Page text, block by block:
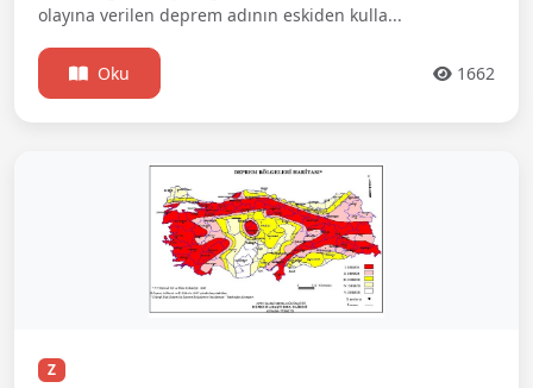
olayına verilen deprem adının eskiden kulla...
Oku 1662
Z